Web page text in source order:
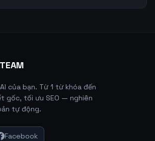
của bạn. Từ 1 từ khóa đến
gốc, tối ưu SEO — nghiên
tự động.
Facebook